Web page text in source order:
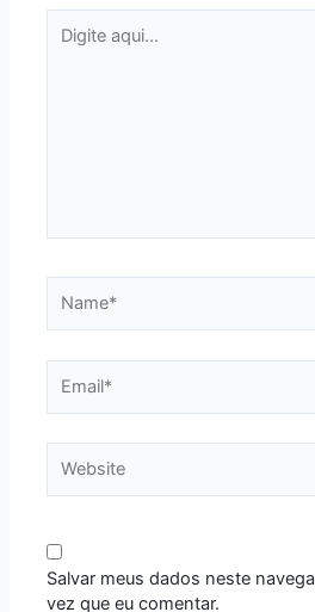
aqui...
Salvar meus dados neste
vez que eu comentar.